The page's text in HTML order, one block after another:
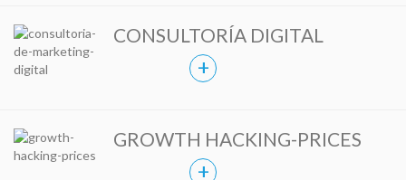
CONSULTORÍA DIGITAL
+
GROWTH HACKING-PRICES
+